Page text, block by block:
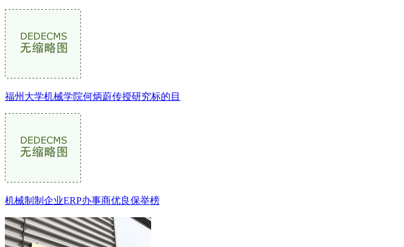
福州大学机械学院何炳蔚传授研究标的目
机械制制企业ERP办事商优良保举榜